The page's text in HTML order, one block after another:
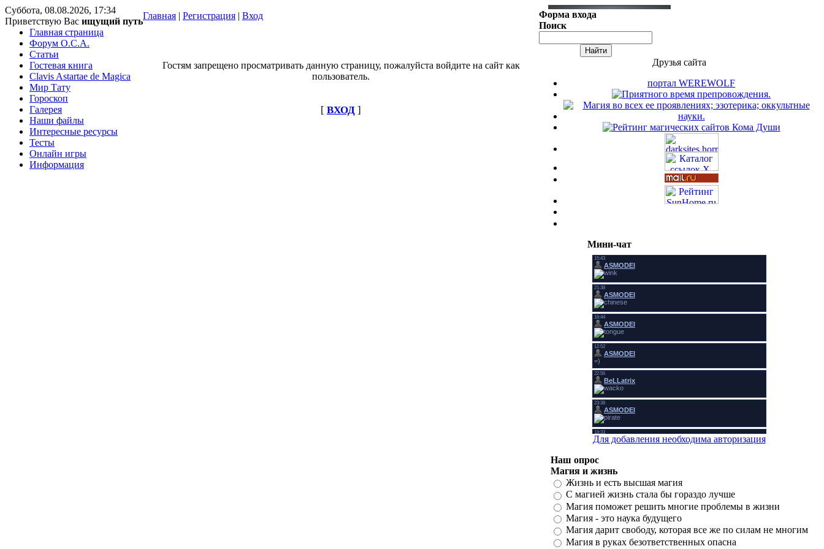
Суббота, 08.08.2026, 17:34
Приветствую Вас ищущий путь
Главная | Регистрация | Вход
Главная страница
Форум O.C.A.
Статьи
Гостевая книга
Clavis Astartae de Magica
Мир Тату
Гороскоп
Галерея
Наши файлы
Интересные ресурсы
Тесты
Онлайн игры
Информация
Гостям запрещено просматривать данную страницу, пожалуйста войдите на сайт как
пользователь.
[ ВХОД ]
Форма входа
Поиск
Друзья сайта
портал WEREWOLF
Мини-чат
Для добавления необходима авторизация
Наш опрос
Магия и жизнь
Жизнь и есть высшая магия
С магией жизнь стала бы гораздо лучше
Магия поможет решить многие проблемы в жизни
Магия - это наука будущего
Магия дарит свободу, которая все же по силам не многим
Магия в руках безответственных опасна